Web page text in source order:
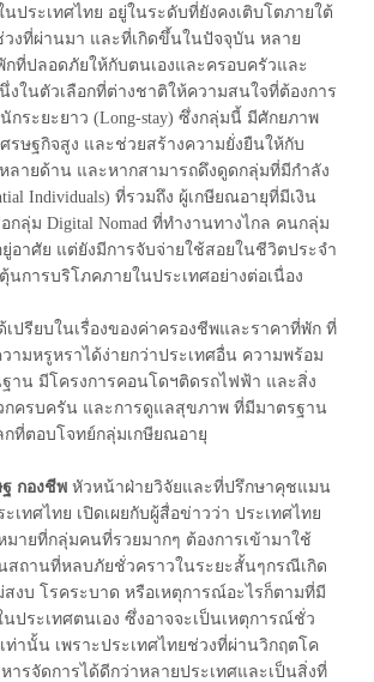
ประเทศไทย อยู่ในระดับที่ยังคงเติบโตภายใต้
งที่ผ่านมา และที่เกิดขึ้นในปัจจุบัน หลาย
กที่ปลอดภัยให้กับตนเองและครอบครัวและ
งในตัวเลือกที่ต่างชาติให้ความสนใจที่ต้องการ
กระยะยาว (Long-stay) ซึ่งกลุ่มนี้ มีศักยภาพ
รษฐกิจสูง และช่วยสร้างความยั่งยืนให้กับ
ลายด้าน และหากสามารถดึงดูดกลุ่มที่มีกำลัง
Individuals) ที่รวมถึง ผู้เกษียณอายุที่มีเงิน
ลุ่ม Digital Nomad ที่ทำงานทางไกล คนกลุ่ม
อาศัย แต่ยังมีการจับจ่ายใช้สอยในชีวิตประจำ
นการบริโภคภายในประเทศอย่างต่อเนื่อง
ปรียบในเรื่องของค่าครองชีพและราคาที่พัก ที่
ามหรูหราได้ง่ายกว่าประเทศอื่น ความพร้อม
าน มีโครงการคอนโดฯติดรถไฟฟ้า และสิ่ง
กครบครัน และการดูแลสุขภาพ ที่มีมาตรฐาน
ที่ตอบโจทย์กลุ่มเกษียณอายุ
กองชีพ หัวหน้าฝ่ายวิจัยและที่ปรึกษาคุชแมน
เทศไทย เปิดเผยกับผู้สื่อข่าวว่า ประเทศไทย
มายที่กลุ่มคนที่รวยมากๆ ต้องการเข้ามาใช้
สถานที่หลบภัยชั่วคราวในระยะสั้นๆกรณีเกิด
งบ โรคระบาด หรือเหตุการณ์อะไรก็ตามที่มี
ประเทศตนเอง ซึ่งอาจจะเป็นเหตุการณ์ชั่ว
ท่านั้น เพราะประเทศไทยช่วงที่ผ่านวิกฤตโค
ารจัดการได้ดีกว่าหลายประเทศและเป็นสิ่งที่